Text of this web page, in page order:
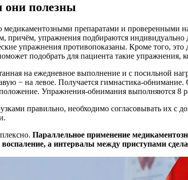
они полезны
медикаментозными препаратами и
причём, упражнения подбираются
упражнения противопоказаны. Кроме того,
подобрать для пациента такие упражнения,
на ежедневное выполнение и с посильной
− на левое. Получается гимнастика-
Упражнения-обнимания выполняются 8
правильно, необходимо согласовывать
Параллельное применение
а интервалы между приступами